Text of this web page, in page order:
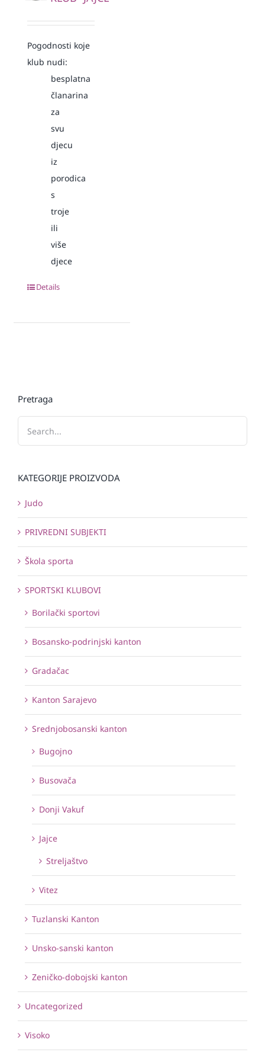
Pogodnosti koje
klub nudi:
besplatna
članarina
za
svu
djecu
iz
porodica
s
troje
ili
više
djece
Details
Pretraga
KATEGORIJE PROIZVODA
Judo
PRIVREDNI SUBJEKTI
Škola sporta
SPORTSKI KLUBOVI
Borilački sportovi
Bosansko-podrinjski kanton
Gradačac
Kanton Sarajevo
Srednjobosanski kanton
Bugojno
Busovača
Donji Vakuf
Jajce
Streljaštvo
Vitez
Tuzlanski Kanton
Unsko-sanski kanton
Zeničko-dobojski kanton
Uncategorized
Visoko